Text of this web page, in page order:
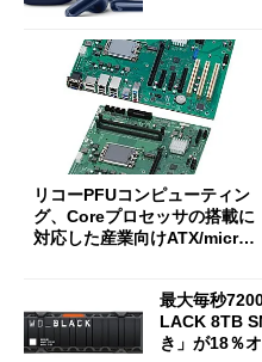
リコーPFUコンピューティン
グ、Coreプロセッサの搭載に
対応した産業向けATX/micro
最大毎秒
LACK 8TB
き」が18％